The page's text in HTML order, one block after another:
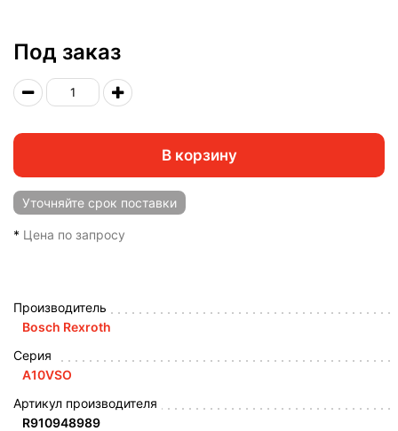
Под заказ
В корзину
Уточняйте срок поставки
* Цена по запросу
Производитель
Bosch Rexroth
Серия
A10VSO
Артикул производителя
R910948989